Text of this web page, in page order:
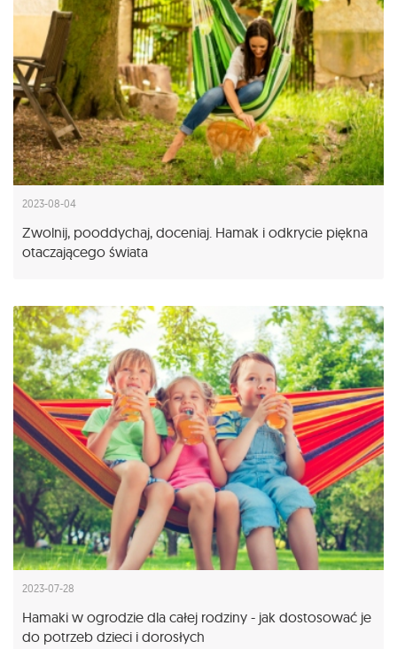
2023-08-04
Zwolnij, pooddychaj, doceniaj. Hamak i odkrycie piękna
otaczającego świata
2023-07-28
Hamaki w ogrodzie dla całej rodziny - jak dostosować je
do potrzeb dzieci i dorosłych